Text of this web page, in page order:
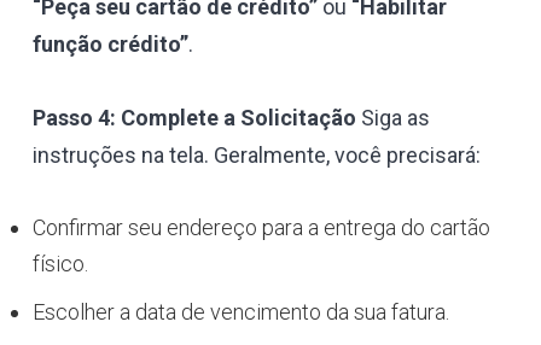
“Peça seu cartão de crédito” ou “Habilitar
função crédito”.
Passo 4: Complete a Solicitação Siga as
instruções na tela. Geralmente, você precisará:
Confirmar seu endereço para a entrega do cartão
físico.
Escolher a data de vencimento da sua fatura.